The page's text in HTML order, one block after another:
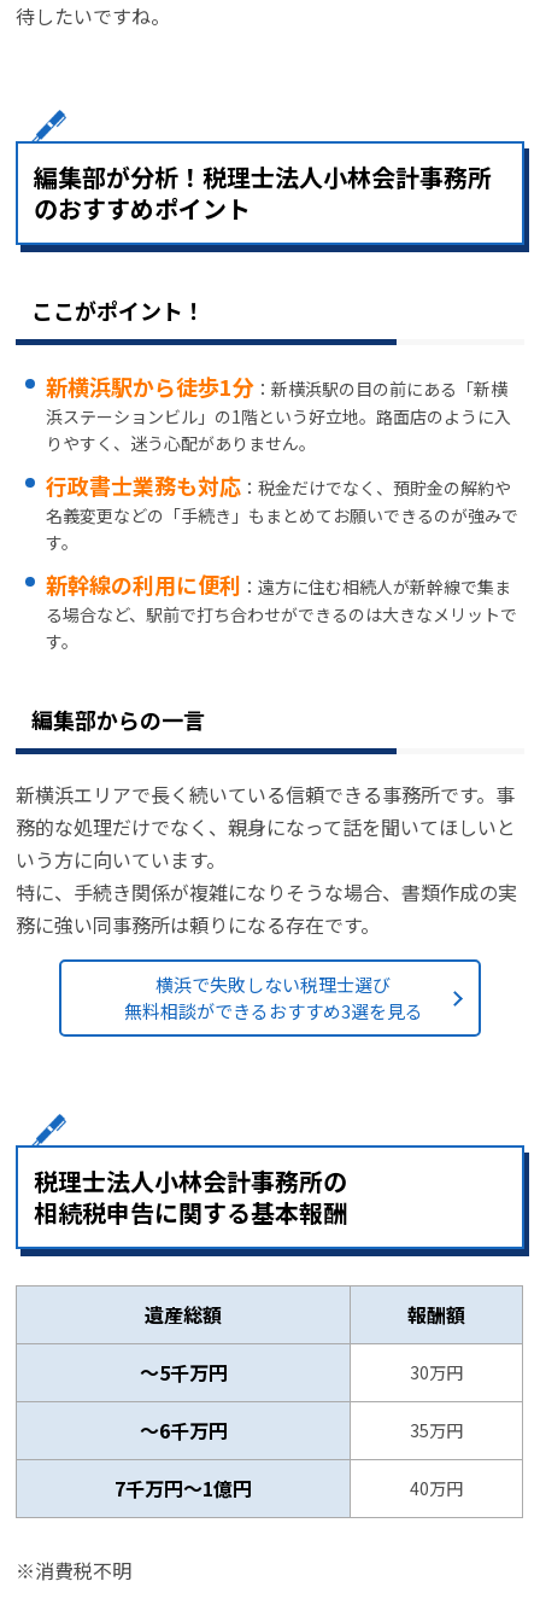
待したいですね。
編集部が分析！税理士法人小林会計事務所
のおすすめポイント
ここがポイント！
新横浜駅から徒歩1分 ：新横浜駅の目の前にある「新横
浜ステーションビル」の1階という好立地。路面店のように入
りやすく、迷う心配がありません。
行政書士業務も対応 ：税金だけでなく、預貯金の解約や
名義変更などの「手続き」もまとめてお願いできるのが強みで
す。
新幹線の利用に便利 ：遠方に住む相続人が新幹線で集ま
る場合など、駅前で打ち合わせができるのは大きなメリットで
す。
編集部からの一言
新横浜エリアで長く続いている信頼できる事務所です。事
務的な処理だけでなく、親身になって話を聞いてほしいと
いう方に向いています。
特に、手続き関係が複雑になりそうな場合、書類作成の実
務に強い同事務所は頼りになる存在です。
横浜で失敗しない税理士選び
無料相談ができるおすすめ3選を見る
税理士法人小林会計事務所の
相続税申告に関する基本報酬
遺産総額
報酬額
～5千万円
30万円
～6千万円 35万円
7千万円～1億円 40万円
※消費税不明